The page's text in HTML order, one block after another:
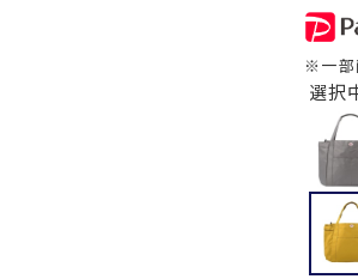
※一部
選択